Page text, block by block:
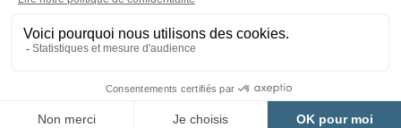
Mentions légales|Conditions
générales de vente| Politique de confidentialité